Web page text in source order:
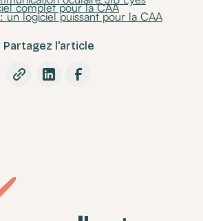
complet pour la CAA
un logiciel puissant pour la CAA
Partagez l'article